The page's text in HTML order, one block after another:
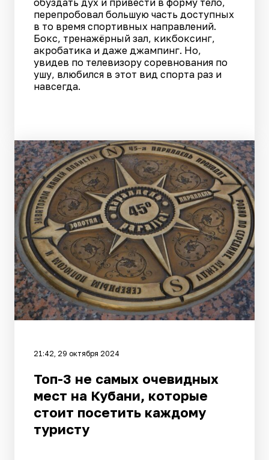
обуздать дух и привести в форму тело,
перепробовал большую часть доступных
в то время спортивных направлений.
Бокс, тренажёрный зал, кикбоксинг,
акробатика и даже джампинг. Но,
увидев по телевизору соревнования по
ушу, влюбился в этот вид спорта раз и
навсегда.
21:42, 29 октября 2024
Топ-3 не самых очевидных
мест на Кубани, которые
стоит посетить каждому
туристу